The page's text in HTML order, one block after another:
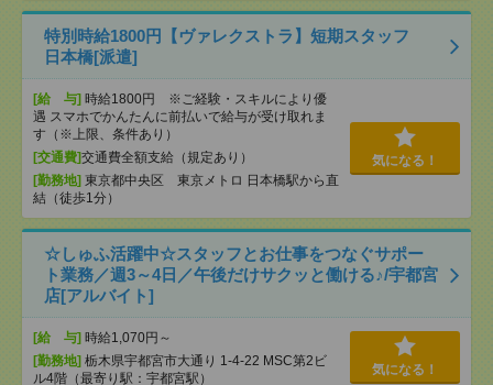
特別時給1800円【ヴァレクストラ】短期スタッフ
日本橋[派遣]
[給 与] 時給1800円 ※ご経験・スキルにより優
遇 スマホでかんたんに前払いで給与が受け取れま
す（※上限、条件あり）
[交通費]交通費全額支給（規定あり）
[勤務地] 東京都中央区 東京メトロ 日本橋駅から直
結（徒歩1分）
気になる！
☆しゅふ活躍中☆スタッフとお仕事をつなぐサポー
ト業務／週3～4日／午後だけサクッと働ける♪/宇都宮
店[アルバイト]
[給 与] 時給1,070円～
[勤務地] 栃木県宇都宮市大通り 1-4-22 MSC第2ビ
ル4階（最寄り駅：宇都宮駅）
気になる！